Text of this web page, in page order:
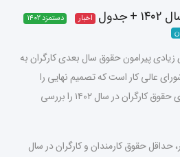
اخبار
دستمزد ۱۴۰۲
پیرامون حقوق سال بعدی کارگران به
عالی کار است که تصمیم نهایی را
میگیرد، در این مطلب سناریوهای حقوق کارگران در سال ۱۴۰۲ را بررسی
حداقل حقوق کارمندان و کارگران در سال